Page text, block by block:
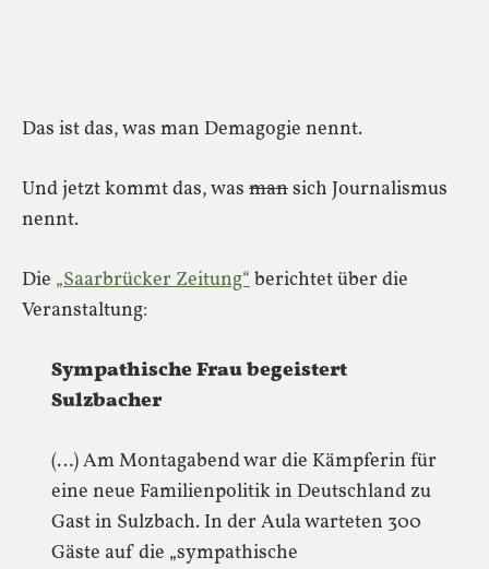
Das ist das, was man Demagogie nennt.
Und jetzt kommt das, was mansich Journalismus
nennt.
Die „Saarbrücker Zeitung“berichtet über die
Veranstaltung:
Sympathische Frau begeistert
Sulzbacher
(…) Am Montagabend war die Kämpferin für
eine neue Familienpolitik in Deutschland zu
Gast in Sulzbach. In der Aula warteten 300
Gäste auf die „sympathische